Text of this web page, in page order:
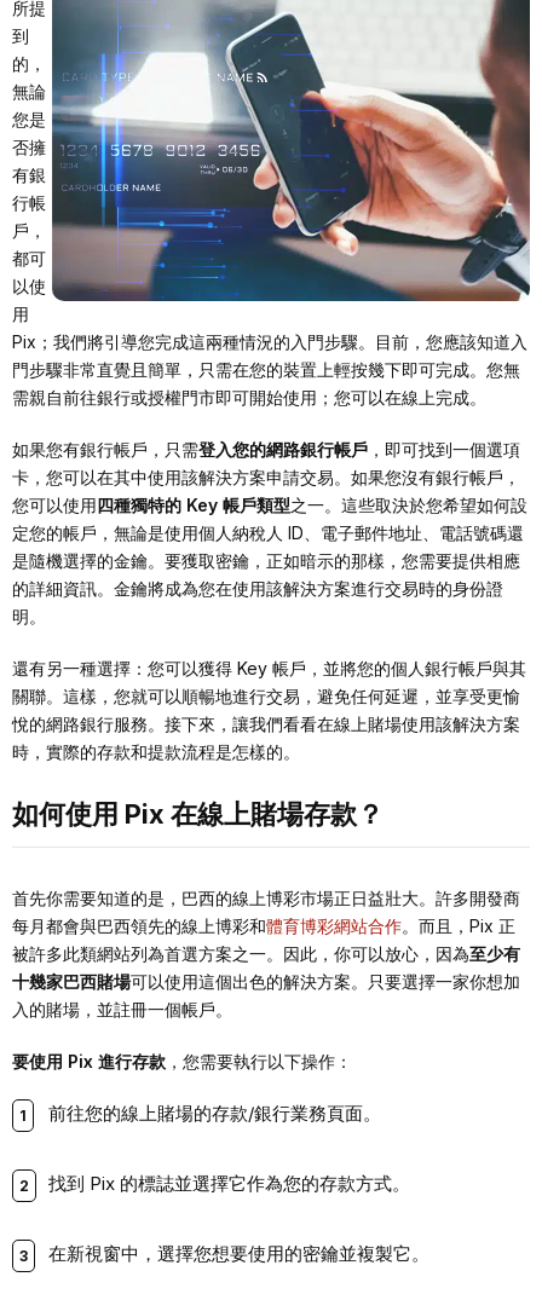
所提
到
的，
無論
您是
否擁
有銀
行帳
戶，
都可
以使
用
Pix；我們將引導您完成這兩種情況的入門步驟。目前，您應該知道入
門步驟非常直覺且簡單，只需在您的裝置上輕按幾下即可完成。您無
需親自前往銀行或授權門市即可開始使用；您可以在線上完成。
如果您有銀行帳戶，只需登入您的網路銀行帳戶 ，即可找到一個選項
卡，您可以在其中使用該解決方案申請交易。如果您沒有銀行帳戶，
您可以使用四種獨特的 Key 帳戶類型之一。這些取決於您希望如何設
定您的帳戶，無論是使用個人納稅人 ID、電子郵件地址、電話號碼還
是隨機選擇的金鑰。要獲取密鑰，正如暗示的那樣，您需要提供相應
的詳細資訊。金鑰將成為您在使用該解決方案進行交易時的身份證
明。
還有另一種選擇：您可以獲得 Key 帳戶，並將您的個人銀行帳戶與其
關聯。這樣，您就可以順暢地進行交易，避免任何延遲，並享受更愉
悅的網路銀行服務。接下來，讓我們看看在線上賭場使用該解決方案
時，實際的存款和提款流程是怎樣的。
如何使用 Pix 在線上賭場存款？
首先你需要知道的是，巴西的線上博彩市場正日益壯大。許多開發商
每月都會與巴西領先的線上博彩和體育博彩網站合作。而且，Pix 正
被許多此類網站列為首選方案之一。因此，你可以放心，因為至少有
十幾家巴西賭場可以使用這個出色的解決方案。只要選擇一家你想加
入的賭場，並註冊一個帳戶。
要使用 Pix 進行存款 ，您需要執行以下操作：
前往您的線上賭場的存款/銀行業務頁面。
找到 Pix 的標誌並選擇它作為您的存款方式。
在新視窗中，選擇您想要使用的密鑰並複製它。